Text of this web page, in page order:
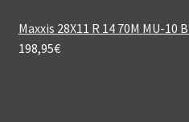
Maxxis 28X11 R 14 70M MU-10
198,95€